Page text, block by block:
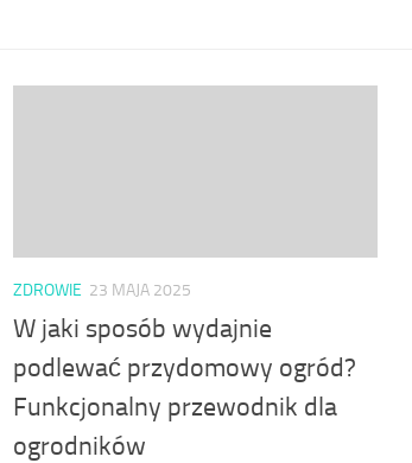
ZDROWIE 23 MAJA 2025
W jaki sposób wydajnie
podlewać przydomowy ogród?
Funkcjonalny przewodnik dla
ogrodników